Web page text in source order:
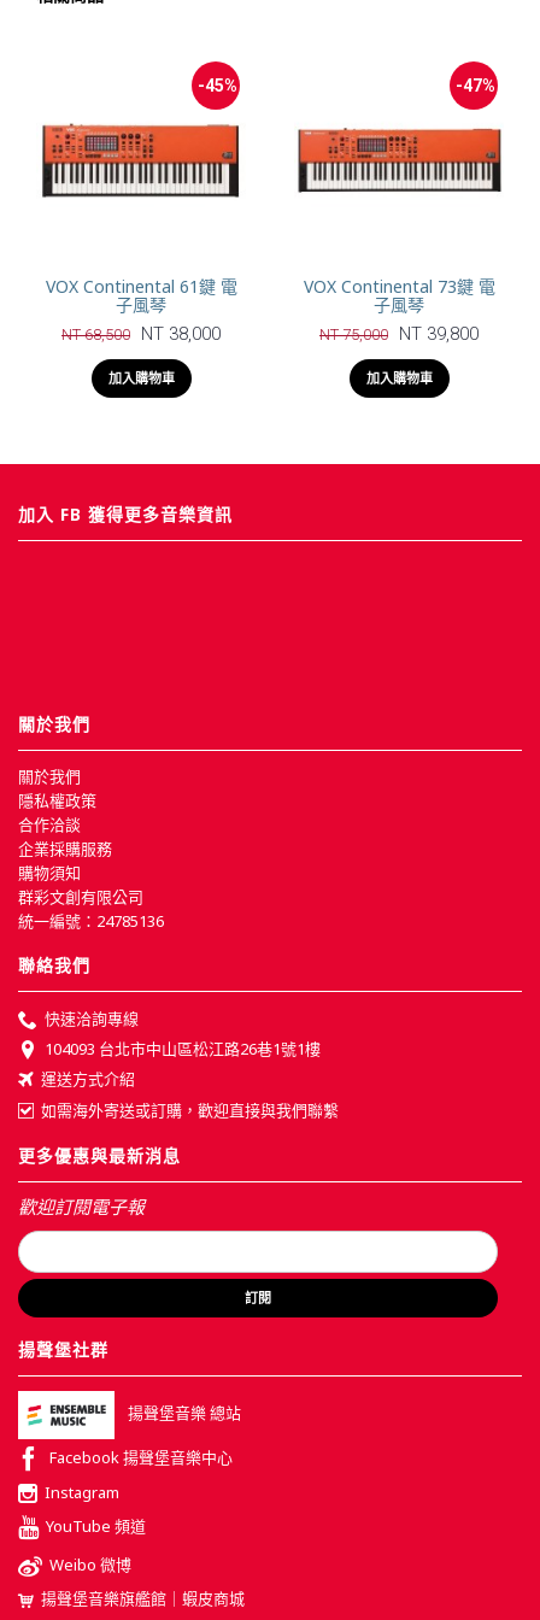
-45%
VOX Continental 61鍵 電
子風琴
NT 68,500 NT 38,000
加入購物車
-47%
VOX Continental 73鍵 電
子風琴
NT 75,000 NT 39,800
加入購物車
加入 FB 獲得更多音樂資訊
關於我們
關於我們
隱私權政策
合作洽談
企業採購服務
購物須知
群彩文創有限公司
統一編號：24785136
聯絡我們
快速洽詢專線
104093 台北市中山區松江路26巷1號1樓
運送方式介紹
如需海外寄送或訂購，歡迎直接與我們聯繫
更多優惠與最新消息
歡迎訂閱電子報
訂閱
揚聲堡社群
揚聲堡音樂 總站
Facebook 揚聲堡音樂中心
Instagram
YouTube 頻道
Weibo 微博
揚聲堡音樂旗艦館｜蝦皮商城